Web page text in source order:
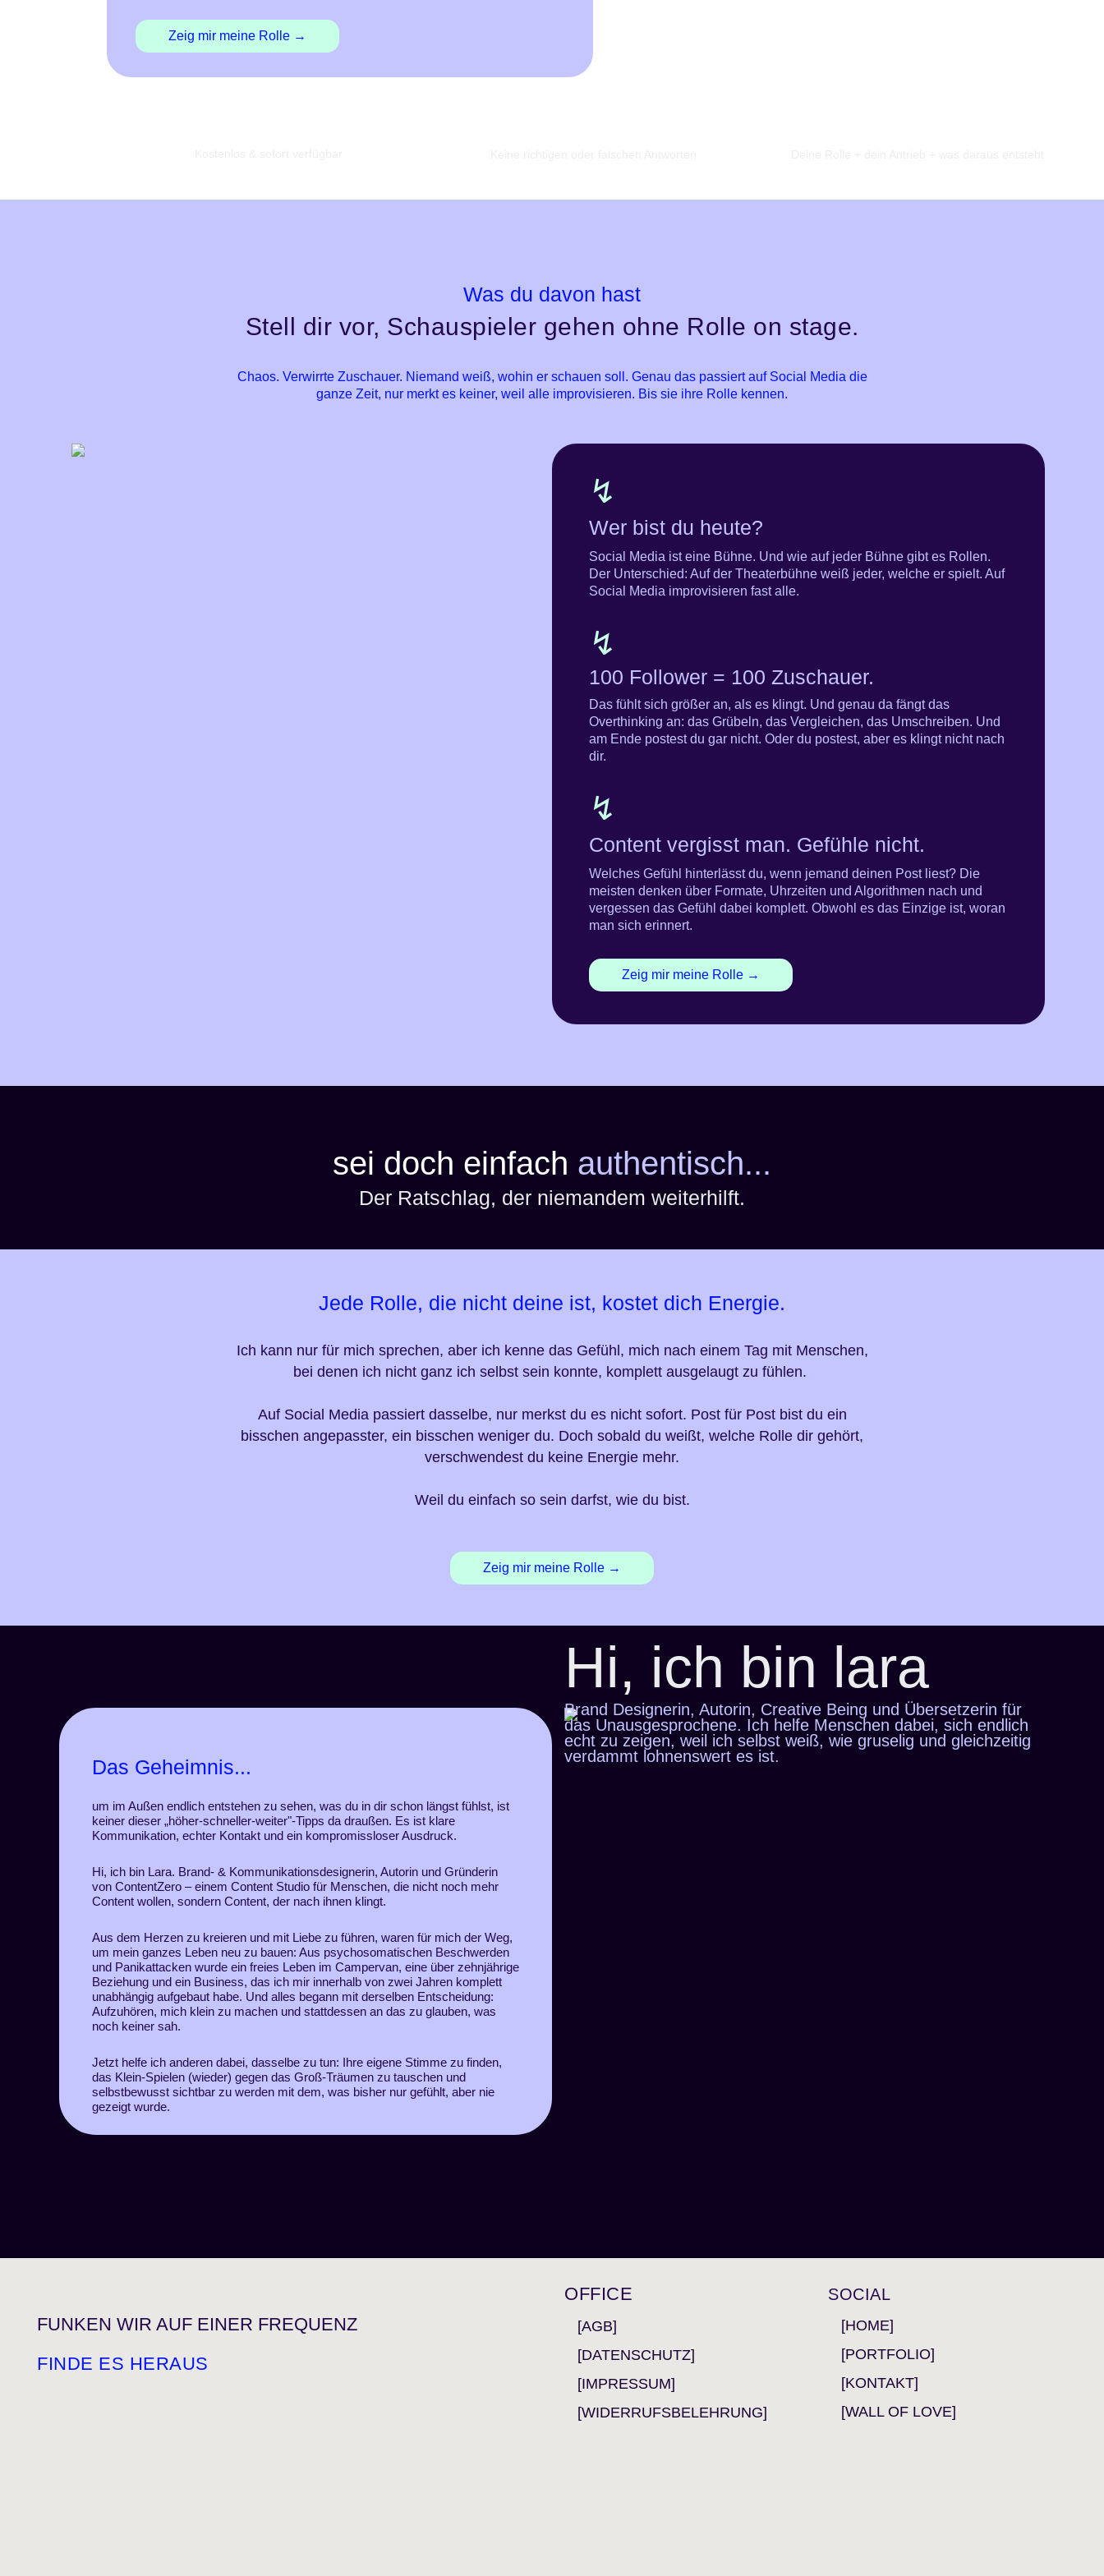
Zeig mir meine Rolle →
Was du davon hast
Stell dir vor, Schauspieler gehen ohne Rolle on stage.
Chaos. Verwirrte Zuschauer. Niemand weiß, wohin er schauen soll. Genau das passiert auf Social Media die
ganze Zeit, nur merkt es keiner, weil alle improvisieren. Bis sie ihre Rolle kennen.
↯
Wer bist du heute?
Social Media ist eine Bühne. Und wie auf jeder Bühne gibt es Rollen.
Der Unterschied: Auf der Theaterbühne weiß jeder, welche er spielt. Auf
Social Media improvisieren fast alle.
↯
100 Follower = 100 Zuschauer.
Das fühlt sich größer an, als es klingt. Und genau da fängt das
Overthinking an: das Grübeln, das Vergleichen, das Umschreiben. Und
am Ende postest du gar nicht. Oder du postest, aber es klingt nicht nach
dir.
↯
Content vergisst man. Gefühle nicht.
Welches Gefühl hinterlässt du, wenn jemand deinen Post liest? Die
meisten denken über Formate, Uhrzeiten und Algorithmen nach und
vergessen das Gefühl dabei komplett. Obwohl es das Einzige ist, woran
man sich erinnert.
Zeig mir meine Rolle →
sei doch einfach authentisch...
Der Ratschlag, der niemandem weiterhilft.
Jede Rolle, die nicht deine ist, kostet dich Energie.
Ich kann nur für mich sprechen, aber ich kenne das Gefühl, mich nach einem Tag mit Menschen,
bei denen ich nicht ganz ich selbst sein konnte, komplett ausgelaugt zu fühlen.
Auf Social Media passiert dasselbe, nur merkst du es nicht sofort. Post für Post bist du ein
bisschen angepasster, ein bisschen weniger du. Doch sobald du weißt, welche Rolle dir gehört,
verschwendest du keine Energie mehr.
Weil du einfach so sein darfst, wie du bist.
Zeig mir meine Rolle →
Das Geheimnis...
um im Außen endlich entstehen zu sehen, was du in dir schon längst fühlst, ist
keiner dieser „höher-schneller-weiter"-Tipps da draußen. Es ist klare
Kommunikation, echter Kontakt und ein kompromissloser Ausdruck.
Hi, ich bin Lara. Brand- & Kommunikationsdesignerin, Autorin und Gründerin
von ContentZero – einem Content Studio für Menschen, die nicht noch mehr
Content wollen, sondern Content, der nach ihnen klingt.
Aus dem Herzen zu kreieren und mit Liebe zu führen, waren für mich der Weg,
um mein ganzes Leben neu zu bauen: Aus psychosomatischen Beschwerden
und Panikattacken wurde ein freies Leben im Campervan, eine über zehnjährige
Beziehung und ein Business, das ich mir innerhalb von zwei Jahren komplett
unabhängig aufgebaut habe. Und alles begann mit derselben Entscheidung:
Aufzuhören, mich klein zu machen und stattdessen an das zu glauben, was
noch keiner sah.
Jetzt helfe ich anderen dabei, dasselbe zu tun: Ihre eigene Stimme zu finden,
das Klein-Spielen (wieder) gegen das Groß-Träumen zu tauschen und
selbstbewusst sichtbar zu werden mit dem, was bisher nur gefühlt, aber nie
gezeigt wurde.
Hi, ich bin lara
Brand Designerin, Autorin, Creative Being und Übersetzerin für
das Unausgesprochene. Ich helfe Menschen dabei, sich endlich
echt zu zeigen, weil ich selbst weiß, wie gruselig und gleichzeitig
verdammt lohnenswert es ist.
FUNKEN WIR AUF EINER FREQUENZ
FINDE ES HERAUS
OFFICE
[AGB]
[DATENSCHUTZ]
[IMPRESSUM]
[WIDERRUFSBELEHRUNG]
SOCIAL
[HOME]
[PORTFOLIO]
[KONTAKT]
[WALL OF LOVE]